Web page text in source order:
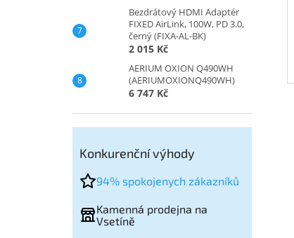
Bezdrátový HDMI Adaptér
FIXED AirLink, 100W, PD 3.0,
černý (FIXA-AL-BK)
2 015 Kč
AERIUM OXION Q490WH
(AERIUMOXIONQ490WH)
6 747 Kč
Konkurenční výhody
94% spokojenych zákazníků
Kamenná prodejna na
Vsetíně